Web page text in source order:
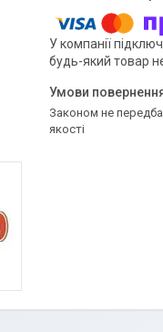
У компанії
будь-який товар
Законом не передбачено повернення та обмін даного товару належної
якості